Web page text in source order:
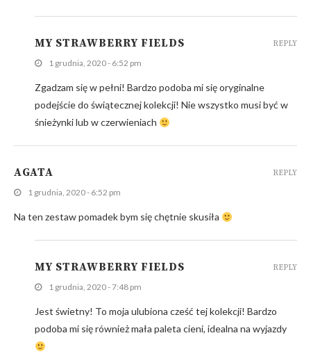
MY STRAWBERRY FIELDS
1 grudnia, 2020 - 6:52 pm
Zgadzam się w pełni! Bardzo podoba mi się oryginalne
podejście do świątecznej kolekcji! Nie wszystko musi być w
śnieżynki lub w czerwieniach
REPLY
AGATA
1 grudnia, 2020 - 6:52 pm
Na ten zestaw pomadek bym się chętnie skusiła
REPLY
MY STRAWBERRY FIELDS
1 grudnia, 2020 - 7:48 pm
Jest świetny! To moja ulubiona cześć tej kolekcji! Bardzo
podoba mi się również mała paleta cieni, idealna na wyjazdy
REPLY